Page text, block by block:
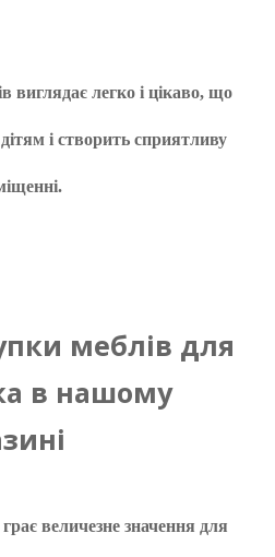
виглядає легко і цікаво, що
і створить сприятливу
меблів для
в нашому
грає величезне значення для